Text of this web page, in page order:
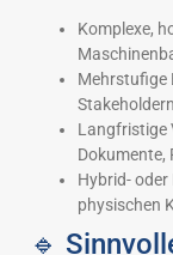
Komplexe,
Mehrstufige
Langfristige
Hybrid- oder
physischen
🔹